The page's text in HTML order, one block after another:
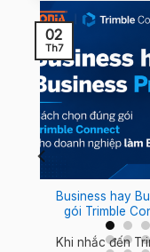
Business hay
gói Trimble
Khi nhắc đến
02
Th7